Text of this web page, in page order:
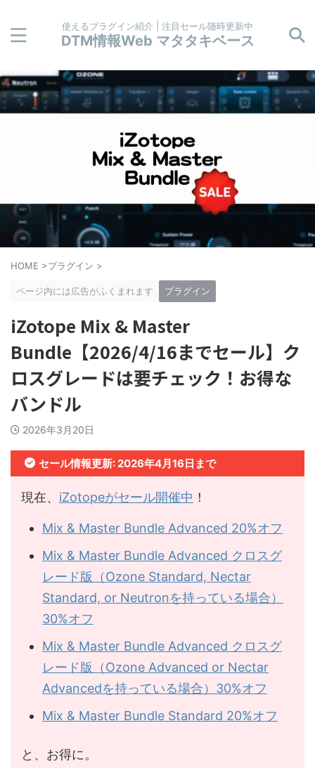
使えるプラグイン紹介 | 注目セール随時更新中
DTM情報Web マタタキベース
HOME >プラグイン >
ページ内には広告がふくまれます プラグイン
iZotope Mix & Master
Bundle【2026/4/16までセール】ク
ロスグレードは要チェック！お得な
バンドル
2026年3月20日
セール情報更新: 2026年4月16日まで
現在、 iZotopeがセール開催中 ！
Mix & Master Bundle Advanced 20%オフ
Mix & Master Bundle Advanced クロスグ
レード版（Ozone Standard, Nectar
Standard, or Neutronを持っている場合）
30%オフ
Mix & Master Bundle Advanced クロスグ
レード版（Ozone Advanced or Nectar
Advancedを持っている場合）30%オフ
Mix & Master Bundle Standard 20%オフ
と、お得に。